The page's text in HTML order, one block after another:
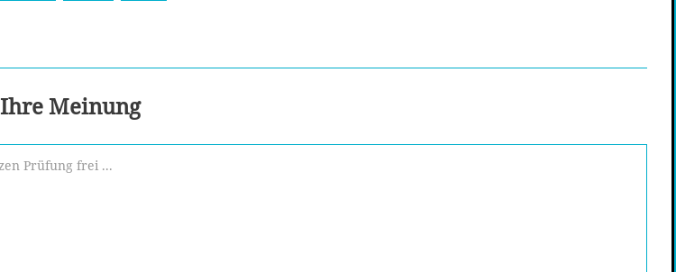
Ihre Meinung